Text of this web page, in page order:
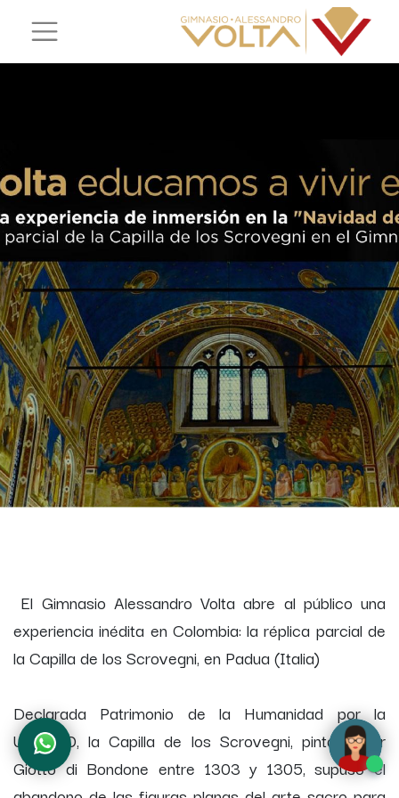
El Gimnasio Alessandro Volta abre al público una
experiencia inédita en Colombia: la réplica parcial de
la Capilla de los Scrovegni, en Padua (Italia)
Declarada Patrimonio de la Humanidad por la
UNESCO, la Capilla de los Scrovegni, pintada por
Giotto di Bondone entre 1303 y 1305, supuso el